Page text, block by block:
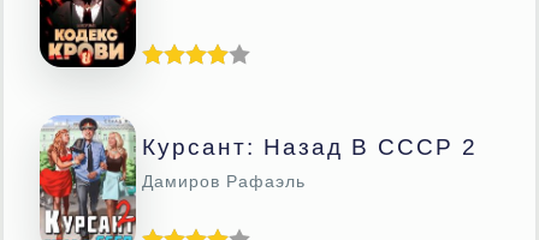
Курсант: Назад В СССР 2
Дамиров Рафаэль